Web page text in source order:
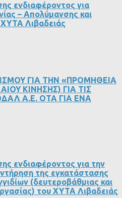
ενδιαφέροντος για
– Απολύμανσης και
Λιβαδειάς
ΓΙΑ ΤΗΝ «ΠΡΟΜΗΘΕΙΑ
ΚΙΝΗΣΗΣ) ΓΙΑ ΤΙΣ
Α.Ε. ΟΤΑ ΓΙΑ ΕΝΑ
ενδιαφέροντος για την
της εγκατάστασης
(δευτεροβάθμιας και
του ΧΥΤΑ Λιβαδειάς